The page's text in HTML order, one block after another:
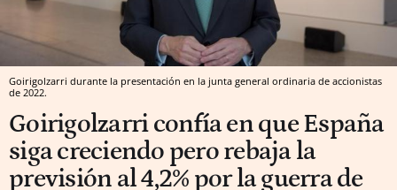
Goirigolzarri durante la presentación en la junta general ordinaria de accionistas
de 2022.
Goirigolzarri confía en que España
siga creciendo pero rebaja la
previsión al 4,2% por la guerra de